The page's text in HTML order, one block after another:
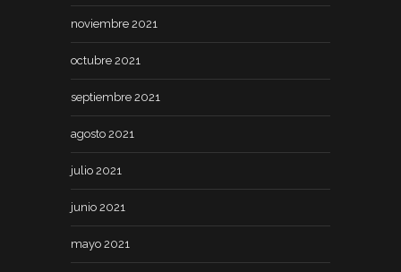
noviembre 2021
octubre 2021
septiembre 2021
agosto 2021
julio 2021
junio 2021
mayo 2021